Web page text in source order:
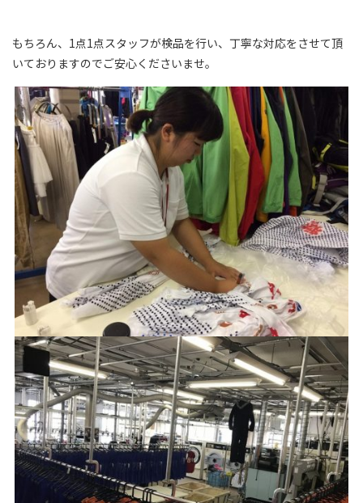
もちろん、1点1点スタッフが検品を行い、丁寧な対応をさせて頂
いておりますのでご安心くださいませ。